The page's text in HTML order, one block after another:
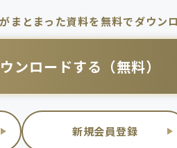
まとまった資料を無料でダウン
ンロードする（無料）
新規会員登録